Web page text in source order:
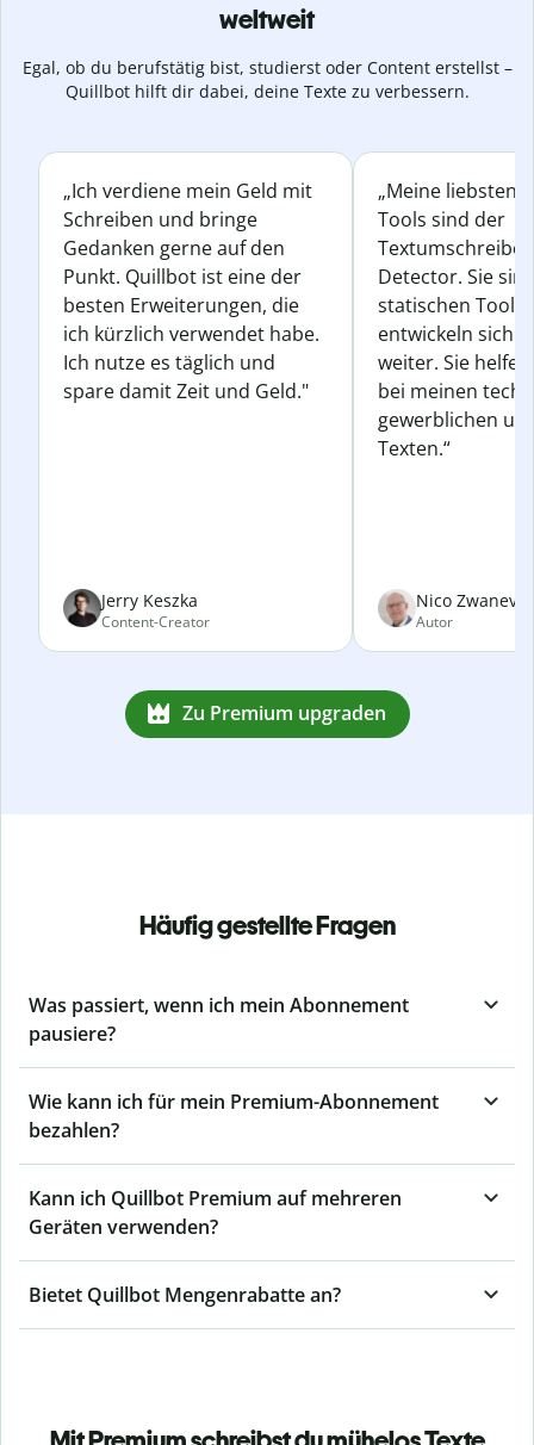
weltweit
Egal, ob du berufstätig bist, studierst oder Content erstellst –
Quillbot hilft dir dabei, deine Texte zu verbessern.
„Ich verdiene mein Geld mit
Schreiben und bringe
Gedanken gerne auf den
Punkt. Quillbot ist eine der
besten Erweiterungen, die
ich kürzlich verwendet habe.
Ich nutze es täglich und
spare damit Zeit und Geld."
Jerry Keszka
Content-Creator
„Meine liebsten
Tools sind der
Detector. Sie
statischen
entwickeln sich
weiter. Sie
bei meinen
gewerblichen
Texten.“
Nico
Autor
Zu Premium upgraden
Häufig gestellte Fragen
Was passiert, wenn ich mein Abonnement
pausiere?
Wie kann ich für mein Premium-Abonnement
bezahlen?
Kann ich Quillbot Premium auf mehreren
Geräten verwenden?
Bietet Quillbot Mengenrabatte an?